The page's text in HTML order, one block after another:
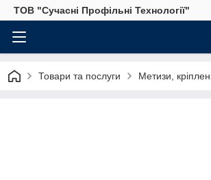
ТОВ "Сучасні Профільні Технології"
Товари та послуги Метизи,